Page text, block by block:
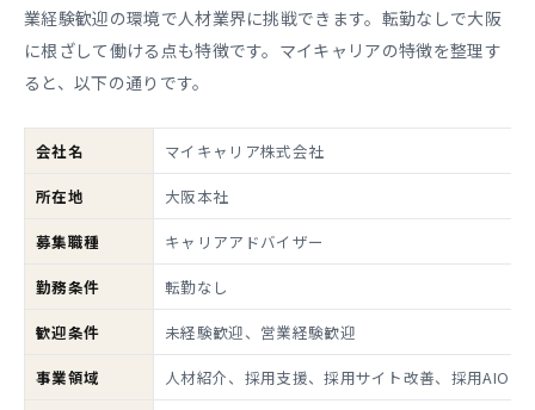
業経験歓迎の環境で人材業界に挑戦できます。転勤なしで大阪
に根ざして働ける点も特徴です。マイキャリアの特徴を整理す
ると、以下の通りです。
会社名
マイキャリア株式会社
所在地
大阪本社
募集職種
キャリアアドバイザー
勤務条件
転勤なし
歓迎条件
未経験歓迎、営業経験歓迎
事業領域
人材紹介、採用支援、採用サイト改善、採用AIO